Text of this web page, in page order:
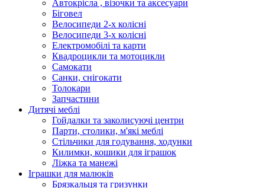
Автокрісла , візочки та аксесуари
Біговел
Велосипеди 2-х колісні
Велосипеди 3-х колісні
Електромобілі та карти
Квадроцикли та мотоцикли
Самокати
Санки, снігокати
Толокари
Запчастини
Дитячі меблі
Гойдалки та заколисуючі центри
Парти, столики, м'які меблі
Стільчики для годування, ходунки
Килимки, кошики для іграшок
Ліжка та манежі
Іграшки для малюків
Брязкальця та гризунки